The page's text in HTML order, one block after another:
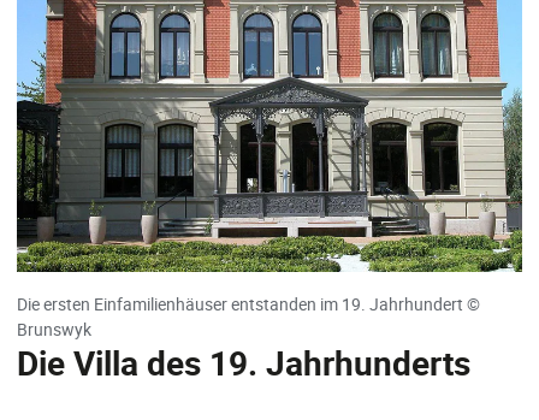
Die ersten Einfamilienhäuser entstanden im 19. Jahrhundert ©
Brunswyk
Die Villa des 19. Jahrhunderts